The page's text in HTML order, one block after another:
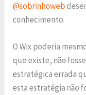
@sobrinhoweb
conhecimento.
O Wix poderia
que existe, não
estratégica errada
esta estratégia não